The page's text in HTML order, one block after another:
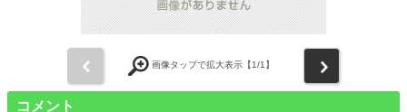
画像タップで拡大表示【1/1】
コメント